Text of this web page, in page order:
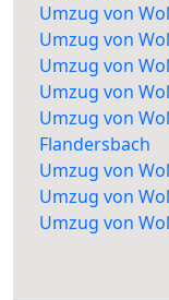
Umzug von
Umzug von
Umzug von
Umzug von
Umzug von
Flandersbach
Umzug von
Umzug von
Umzug von